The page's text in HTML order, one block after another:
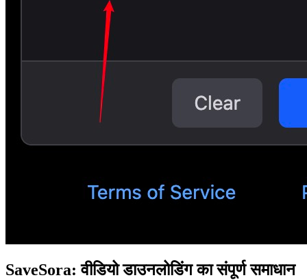
SaveSora: वीडियो डाउनलोडिंग का संपूर्ण समाधान